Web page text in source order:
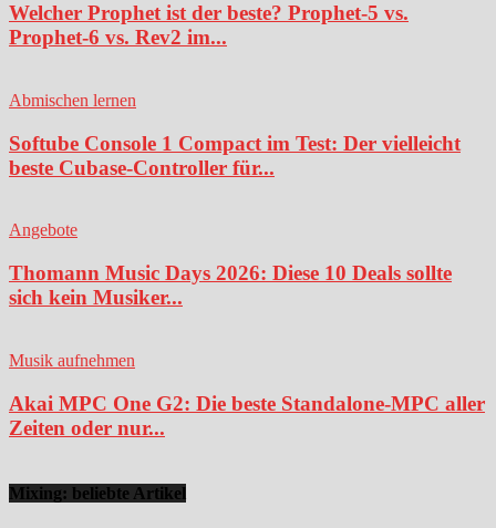
Welcher Prophet ist der beste? Prophet-5 vs.
Prophet-6 vs. Rev2 im...
Abmischen lernen
Softube Console 1 Compact im Test: Der vielleicht
beste Cubase-Controller für...
Angebote
Thomann Music Days 2026: Diese 10 Deals sollte
sich kein Musiker...
Musik aufnehmen
Akai MPC One G2: Die beste Standalone-MPC aller
Zeiten oder nur...
Mixing: beliebte Artikel